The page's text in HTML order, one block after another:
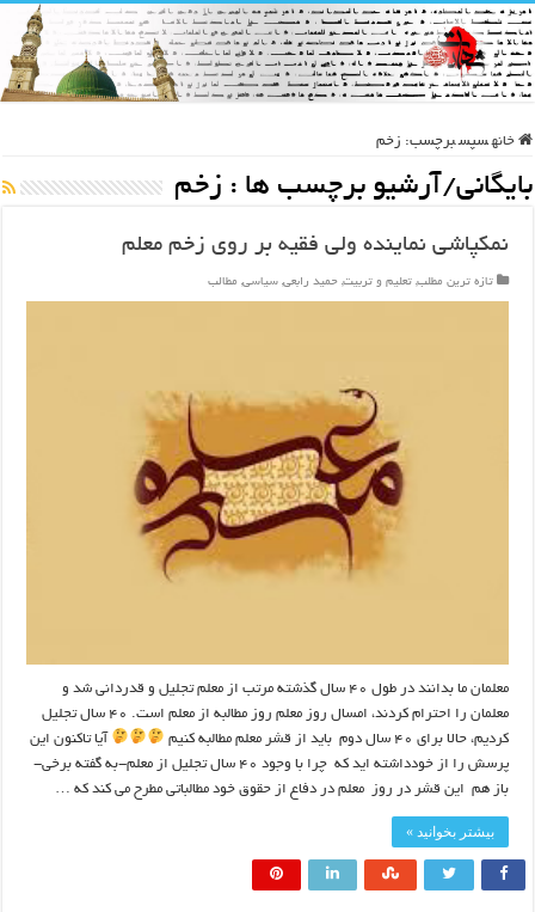
خانه سپس برچسب: زخم
بایگانی/آرشیو برچسب ها : زخم
نمکپاشی نماینده ولی فقیه بر روی زخم معلم
تازه ترین مطلب, تعلیم و تربیت, حمید رابعی, سیاسی, مطالب
معلمان ما بدانند در طول ۴۰ سال گذشته مرتب از معلم تجلیل و قدردانی شد و
معلمان را احترام کردند، امسال روز معلم روز مطالبه از معلم است. ۴۰ سال تجلیل
کردیم، حالا برای ۴۰ سال دوم باید از قشر معلم مطالبه کنیم
آیا تاکنون این
پرسش را از خودداشته اید که چرا با وجود ۴۰ سال تجلیل از معلم-به گفته برخی-
باز هم این قشر در روز معلم در دفاع از حقوق خود مطالباتی مطرح می کند که …
بیشتر بخوانید »